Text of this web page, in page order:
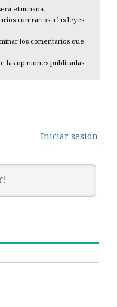
eliminada.
contrarios a las leyes
los comentarios que
las opiniones publicadas.
Iniciar sesión